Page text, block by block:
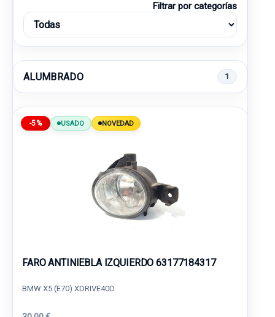
Filtrar por categorías
ALUMBRADO 1
-5% USADO NOVEDAD
FARO ANTINIEBLA IZQUIERDO 63177184317
BMW X5 (E70) XDRIVE40D